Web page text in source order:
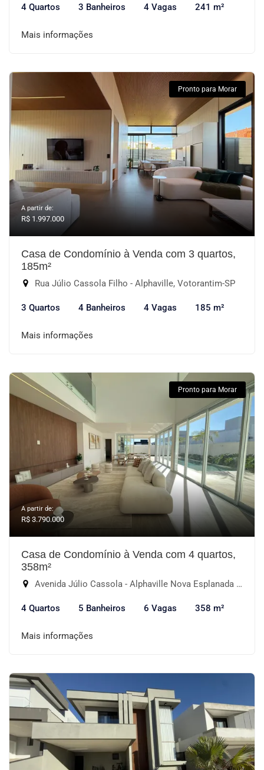
4 Quartos 3 Banheiros 4 Vagas 241 m²
Mais informações
Pronto para Morar
A partir de:
R$ 1.997.000
Casa de Condomínio à Venda com 3 quartos,
185m²
Rua Júlio Cassola Filho - Alphaville, Votorantim-SP
3 Quartos 4 Banheiros 4 Vagas 185 m²
Mais informações
Pronto para Morar
A partir de:
R$ 3.790.000
Casa de Condomínio à Venda com 4 quartos,
358m²
Avenida Júlio Cassola - Alphaville Nova Esplanada III, Votorantim-SP
4 Quartos 5 Banheiros 6 Vagas 358 m²
Mais informações